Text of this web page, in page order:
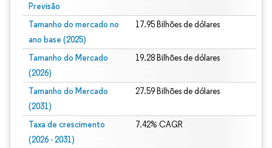
Previsão
Tamanho do mercado no
ano base (2025)
17.95 Bilhões de dólares
Tamanho do Mercado
(2026)
19.28 Bilhões de dólares
Tamanho do Mercado
(2031)
27.59 Bilhões de dólares
Taxa de crescimento
(2026 - 2031)
7.42% CAGR